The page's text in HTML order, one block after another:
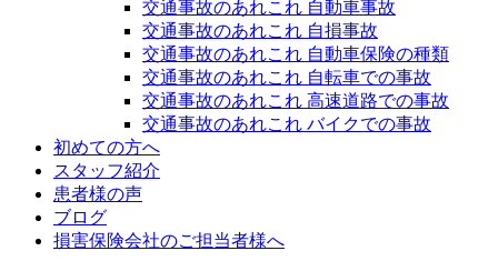
交通事故のあれこれ 自動車事故
交通事故のあれこれ 自損事故
交通事故のあれこれ 自動車保険の種類
交通事故のあれこれ 自転車での事故
交通事故のあれこれ 高速道路での事故
交通事故のあれこれ バイクでの事故
初めての方へ
スタッフ紹介
患者様の声
ブログ
損害保険会社のご担当者様へ